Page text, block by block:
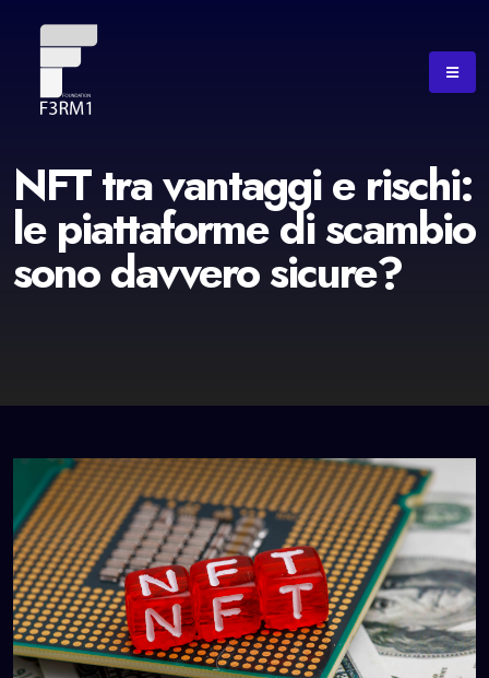
NFT tra vantaggi e rischi:
le piattaforme di scambio
sono davvero sicure?